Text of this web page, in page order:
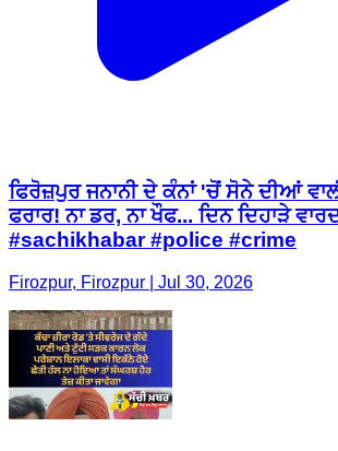
ਫਿਰੋਜ਼ਪੁਰ ਜਨਾਨੀ ਦੇ ਕੰਨਾਂ 'ਚੋਂ ਸੋਨੇ ਦੀਆਂ
ਫਰਾਰ! ਨਾ ਡਰ, ਨਾ ਖੌਫ... ਦਿਨ ਦਿਹਾੜੇ
#sachikhabar #police #crime
Firozpur, Firozpur | Jul 30, 2026